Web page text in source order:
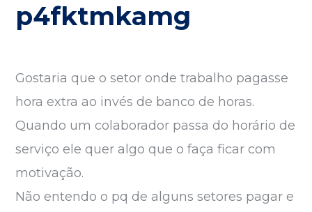
p4fktmkamg
Gostaria que o setor onde trabalho pagasse
hora extra ao invés de banco de horas.
Quando um colaborador passa do horário de
serviço ele quer algo que o faça ficar com
motivação.
Não entendo o pq de alguns setores pagar e
os resultados de preenchimento